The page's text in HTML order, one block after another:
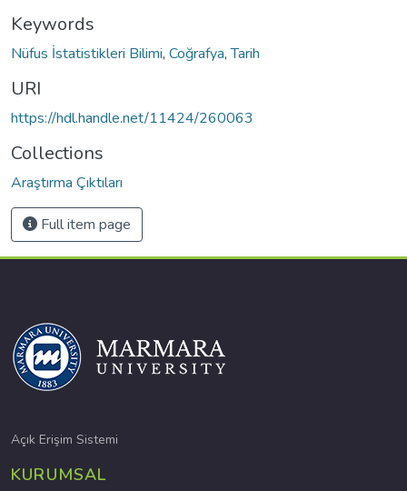
Keywords
Nüfus İstatistikleri Bilimi, Coğrafya,Tarih
URI
https://hdl.handle.net/11424/260063
Collections
Araştırma Çıktıları
Full item page
Açık Erişim Sistemi
KURUMSAL